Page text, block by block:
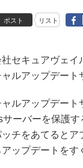
ポスト リスト
セキュアヴェイ
ャルアップデー
ルアップデート
ーバーを保護
チをあてると
ップデートをす